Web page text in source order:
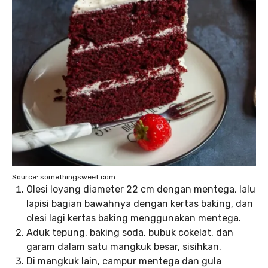
Source: somethingsweet.com
Olesi loyang diameter 22 cm dengan mentega, lalu
lapisi bagian bawahnya dengan kertas baking, dan
olesi lagi kertas baking menggunakan mentega.
Aduk tepung, baking soda, bubuk cokelat, dan
garam dalam satu mangkuk besar, sisihkan.
Di mangkuk lain, campur mentega dan gula